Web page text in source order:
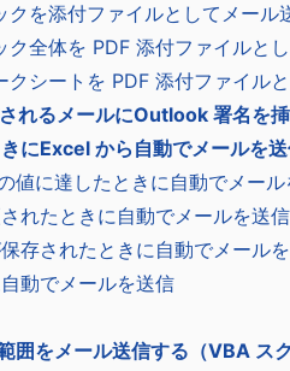
クを添付ファイルとしてメール
ク全体を PDF 添付ファイルと
クシートを PDF 添付ファイル
れるメールにOutlook 署名を
にExcel から自動でメールを
値に達したときに自動でメー
れたときに自動でメールを送信
存されたときに自動でメール
動でメールを送信
囲をメール送信する（VBA ス